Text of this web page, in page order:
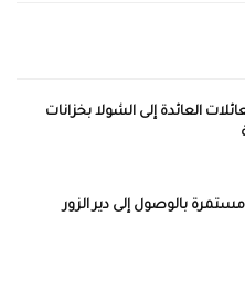
العائدة إلى الشولا بخزانات
بالوصول إلى دير الزور